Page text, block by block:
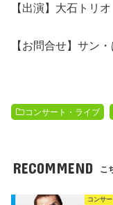
【出演】大石トリオ
【お問合せ】サン
コンサート・ライブ
RECOMMEND こ
コンサ